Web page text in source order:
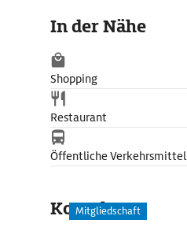
In der Nähe
Shopping
Restaurant
Öffentliche Verkehrsmittel
Kontakt
Mitgliedschaft